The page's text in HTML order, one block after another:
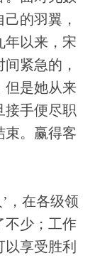
的羽翼，
年以来，宋
紧急的，
但是她从来
接手便尽职
束。赢得客
，在各级领
不少；工作
享受胜利